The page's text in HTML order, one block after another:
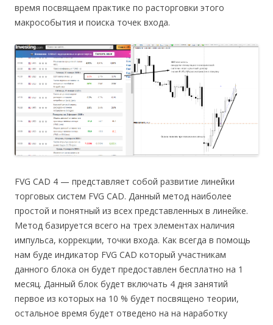
время посвящаем практике по расторговки этого
макрособытия и поиска точек входа.
FVG CAD 4 — представляет собой развитие линейки
торговых систем FVG CAD. Данный метод наиболее
простой и понятный из всех представленных в линейке.
Метод базируется всего на трех элементах наличия
импульса, коррекции, точки входа. Как всегда в помощь
нам буде индикатор FVG CAD который участникам
данного блока он будет предоставлен бесплатно на 1
месяц. Данный блок будет включать 4 дня занятий
первое из которых на 10 % будет посвящено теории,
остальное время будет отведено на на наработку